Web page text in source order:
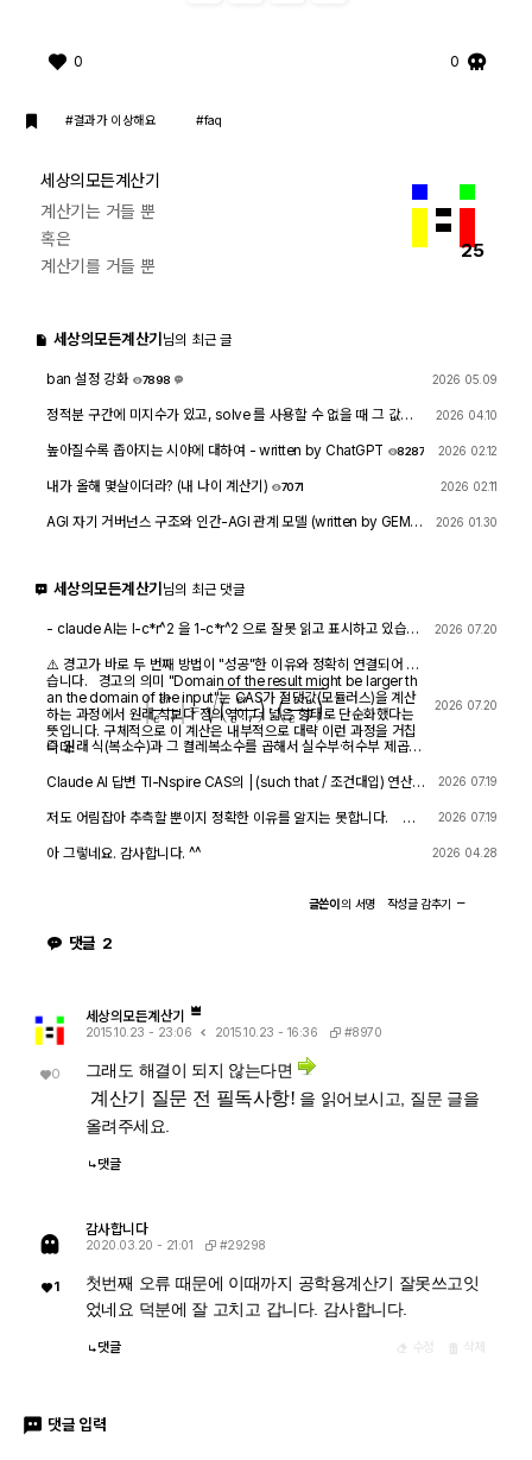
0 0
#결과가 이상해요 #faq
25
세상의모든계산기
계산기는 거들 뿐
혹은
계산기를 거들 뿐
세상의모든계산기 님의 최근 글
ban 설정 강화
7898
2026 05.09
정적분 구간에 미지수가 있고, solve 를 사용할 수 없을 때 그 값을
2026 04.10
높아질수록 좁아지는 시야에 대하여 - written by ChatGPT 8287 2026 02.12
내가 올해 몇살이더라? (내 나이 계산기) 7071 2026 02.11
AGI 자기 거버넌스 구조와 인간-AGI 관계 모델 (written by GEMIN
2026 01.30
세상의모든계산기 님의 최근 댓글
- claude AI는 l-c*r^2 을 1-c*r^2 으로 잘못 읽고 표시하고 있습니
해 보아도 결과는 바뀌지 않습니다.
2026 07.20
⚠️ 경고가 바로 두 번째 방법이 "성공"한 이유와 정확히 연결되어 있
습니다. 경고의 의미 "Domain of the result might be larger th
an the domain of the input"는 CAS가 절댓값(모듈러스)을 계산
하는 과정에서 원래 식보다 정의역이 더 넓은 형태로 단순화했다는
뜻입니다. 구체적으로 이 계산은 내부적으로 대략 이런 과정을 거칩
니다.
|ere⋅r|=(ere⋅r)⋅(ere⋅r)―
즉 원래 식(복소수)과 그 켤레복소수를 곱해서 실수부·허수부 제곱합
√(x²) → x 또는 √a·√b → √(ab) 같은 규칙들이 쓰이는데, 이런
규칙들은 x가 실수이고 0 이상일 때만 엄밀하게 성립합니다. CAS는
이 조건들을 일일이 다 추적하지 않고 넘어가면서, 원래는 (e≠0, r+l
·ω·i ≠ 0 등) 복소수 특유의 좁은 정의역을 가진 식을, r, l, ω가 어떤
실수여도(부호 무관하게) 정의되는 1/√(r²+l²·ω²)라는 더 넓은 정의
역의 식으로 바꿔버린 것입니다. CAS는 이 손실을 감지하고 경고를
가지고 있던 정의역 제약 정보(부호 조건, i 관련 조건 등)를 이미 버
끄럽게 만드는 원인입니다. 첫 번째 시도에서는 i가 살아있는 원래 식
산 단계에서 이미 그런 세밀한 정의역 추적을 CAS 스스로 포기(단
순화)했기 때문에, 이후 ω에 무리식을 대입해도 "이게 실수가 맞
나?" 하는 검증 절차 없이 그냥 대수적으로 치환·정리해 버립니다. 그
래서 깔끔하게 √c/√l이 나온 겁니다. 한 줄 요약 절댓값 계산 시 뜬
"정의역이 넓어졌을 수 있다"는 경고는, CAS가 그 순간에 원래 식의
엄밀한 조건(정의역)을 놓쳤다는 신호이고, 바로 그 "조건을 놓친 상
태"이기 때문에 뒤에 이어지는 조건식 대입이 막힘없이 진행된 것입
니다. 다만 그 대가로, 결과인 1/√(r²+l²·ω²)이나 최종 √c/√l이 원
밀히 성립하지 않을 수 있다는 점은 감안하셔야 합니다. 실제 물리적
2026 07.20
Claude AI 답변 TI-Nspire CAS의 | (such that / 조건대입) 연산자
다. 대입 후에 처음부터 다시 "실수부/허수부 분리, 유리화" 같은 재간
의 핵심입니다. 첫 번째 경우 (|er/(e·r)| | con_1 and con → 실패) 이
시점의 식은 아직 r + l·ω·i 형태의 복소수 그대로입니다 (i가 살아있
수인지(즉 1-c·r² ≥ 0인지) 판단할 근거가 없다는 겁니다. 저장해 두
신 con 조건은 c>0, l>0, r>0뿐이고, 1-c·r²≥0이라는 조건은 포함
되어 있지 않습니다. 그래서 CAS는 i와 이 무리식을 더 정리(유리화,
"복소수 → 실수" 변환을 완료한 결과입니다. 즉 1/√(r²+l²·ω²)에는
더 이상 i가 없고, 순수하게 r, l, ω로만 이루어진 실수식입니다. 이 식
에 ω = con_1을 대입하는 것은 그냥 실수 대수식에 실수 대입하는
것이므로, i와 무리식이 뒤엉키는 문제 자체가 발생하지 않습니다. 그
래서 바로 깔끔하게 √c/√l로 정리됩니다. 정리하면 절댓값(모듈러
스) 계산은 "이 값들이 실수다"라는 가정을 이미 내부적으로 써서 i를
제거하는 연산입니다. 그 연산을 조건 대입 이전에 해두면, 이후 대입
은 단순 실수 대입이라 문제없이 정리됩니다. 반대로 i가 남아있는 식
에 대한 가정이 없어서 CAS가 i를 소거하는 재간소화를 못 하고 멈
한 번 더 걸어주면 (필요한 도메인 조건과 함께) 정리가 되는 경우가
많습니다.
2026 07.19
저도 어림잡아 추측할 뿐이지 정확한 이유를 알지는 못합니다. 질
nnet 5) AI에 넣어 보니 claude AI 가 제일 합리적인 답변을 주어서
2026 07.19
아 그렇네요. 감사합니다. ^^ 2026 04.28
글쓴이의 서명 작성글감추기
댓글 2
0
세상의모든계산기
2015.10.23 - 23:06 2015.10.23 - 16:36 #8970
그래도 해결이 되지 않는다면
계산기 질문 전 필독사항! 을 읽어보시고, 질문 글을
올려주세요.
댓글
1
감사합니다
2020.03.20 - 21:01 #29298
첫번째 오류 때문에 이때까지 공학용계산기 잘못쓰고잇
었네요 덕분에 잘 고치고 갑니다. 감사합니다.
댓글 수정 삭제
댓글 입력